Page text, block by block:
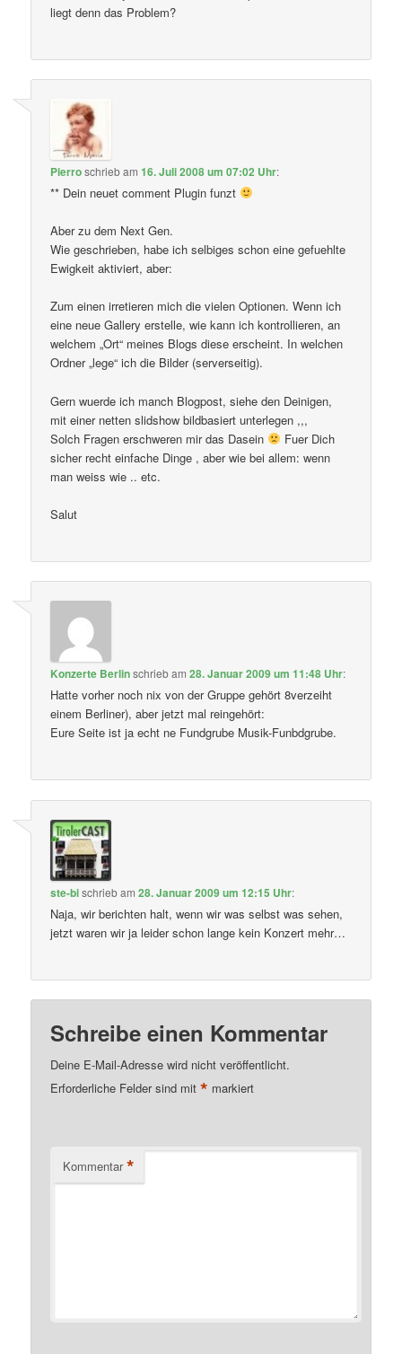
liegt denn das Problem?
Pierroschriebam16. Juli 2008 um 07:02 Uhr:
** Dein neuet comment Plugin funzt
Aber zu dem Next Gen.
Wie geschrieben, habe ich selbiges schon eine gefuehlte
Ewigkeit aktiviert, aber:
Zum einen irretieren mich die vielen Optionen. Wenn ich
eine neue Gallery erstelle, wie kann ich kontrollieren, an
welchem „Ort“ meines Blogs diese erscheint. In welchen
Ordner „lege“ ich die Bilder (serverseitig).
Gern wuerde ich manch Blogpost, siehe den Deinigen,
mit einer netten slidshow bildbasiert unterlegen ,,,
Solch Fragen erschweren mir das Dasein
Fuer Dich
sicher recht einfache Dinge , aber wie bei allem: wenn
man weiss wie .. etc.
Salut
Konzerte Berlinschriebam28. Januar 2009 um 11:48 Uhr:
Hatte vorher noch nix von der Gruppe gehört 8verzeiht
einem Berliner), aber jetzt mal reingehört:
Eure Seite ist ja echt ne Fundgrube Musik-Funbdgrube.
ste-bischriebam28. Januar 2009 um 12:15 Uhr:
Naja, wir berichten halt, wenn wir was selbst was sehen,
jetzt waren wir ja leider schon lange kein Konzert mehr…
Schreibe einen Kommentar
Deine E-Mail-Adresse wird nicht veröffentlicht.
Erforderliche Felder sind mit* markiert
Kommentar *